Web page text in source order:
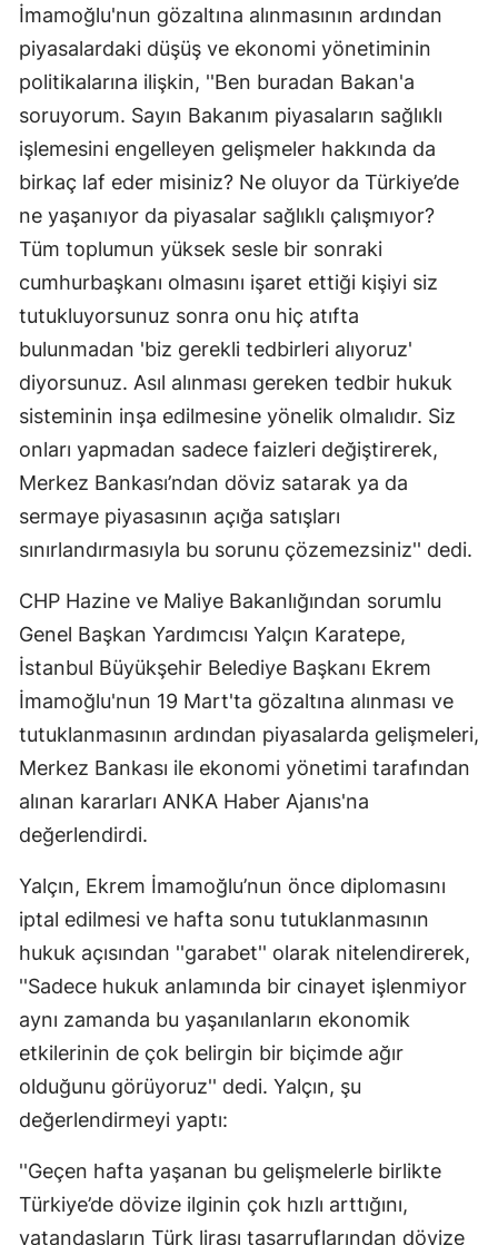
İmamoğlu'nun gözaltına alınmasının ardından
piyasalardaki düşüş ve ekonomi yönetiminin
politikalarına ilişkin, ''Ben buradan Bakan'a
soruyorum. Sayın Bakanım piyasaların sağlıklı
işlemesini engelleyen gelişmeler hakkında da
birkaç laf eder misiniz? Ne oluyor da Türkiye’de
ne yaşanıyor da piyasalar sağlıklı çalışmıyor?
Tüm toplumun yüksek sesle bir sonraki
cumhurbaşkanı olmasını işaret ettiği kişiyi siz
tutukluyorsunuz sonra onu hiç atıfta
bulunmadan 'biz gerekli tedbirleri alıyoruz'
diyorsunuz. Asıl alınması gereken tedbir hukuk
sisteminin inşa edilmesine yönelik olmalıdır. Siz
onları yapmadan sadece faizleri değiştirerek,
Merkez Bankası’ndan döviz satarak ya da
sermaye piyasasının açığa satışları
sınırlandırmasıyla bu sorunu çözemezsiniz'' dedi.
CHP Hazine ve Maliye Bakanlığından sorumlu
Genel Başkan Yardımcısı Yalçın Karatepe,
İstanbul Büyükşehir Belediye Başkanı Ekrem
İmamoğlu'nun 19 Mart'ta gözaltına alınması ve
tutuklanmasının ardından piyasalarda gelişmeleri,
Merkez Bankası ile ekonomi yönetimi tarafından
alınan kararları ANKA Haber Ajanıs'na
değerlendirdi.
Yalçın, Ekrem İmamoğlu’nun önce diplomasını
iptal edilmesi ve hafta sonu tutuklanmasının
hukuk açısından ''garabet'' olarak nitelendirerek,
''Sadece hukuk anlamında bir cinayet işlenmiyor
aynı zamanda bu yaşanılanların ekonomik
etkilerinin de çok belirgin bir biçimde ağır
olduğunu görüyoruz'' dedi. Yalçın, şu
değerlendirmeyi yaptı:
''Geçen hafta yaşanan bu gelişmelerle birlikte
Türkiye’de dövize ilginin çok hızlı arttığını,
vatandaşların Türk lirası tasarruflarından dövize